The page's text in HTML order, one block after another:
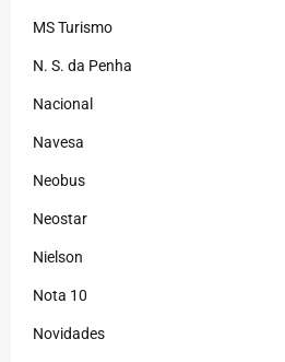
MS Turismo
N. S. da Penha
Nacional
Navesa
Neobus
Neostar
Nielson
Nota 10
Novidades